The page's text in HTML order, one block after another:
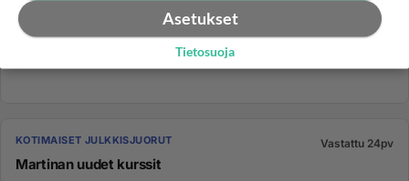
KOTIMAISET JULKKISJUORUT Vastattu 24pv
Martinan uudet kurssit
Asetukset
Tietosuoja